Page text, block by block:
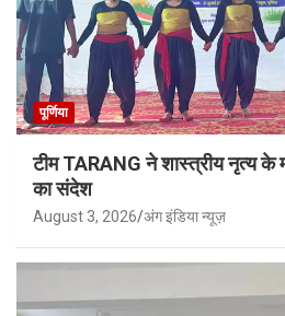
पूर्णिया
टीम TARANG ने शास्त्रीय नृत्य के
का संदेश
August 3, 2026 अंग इंडिया न्यूज़